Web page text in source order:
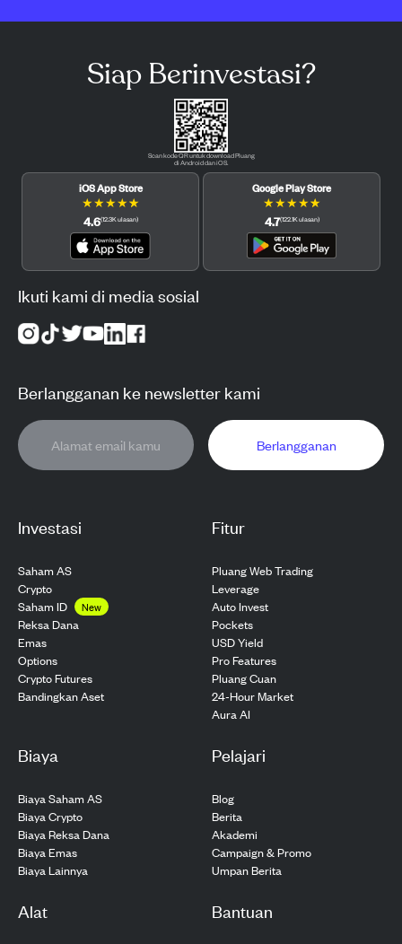
Investasi
Saham AS
Crypto
Saham ID
New
Reksa Dana
Emas
Options
Crypto Futures
Bandingkan Aset
Fitur
Pluang Web Trading
Leverage
Auto Invest
Pockets
USD Yield
Pro Features
Pluang Cuan
24-Hour Market
Aura AI
Biaya
Biaya Saham AS
Biaya Crypto
Biaya Reksa Dana
Biaya Emas
Biaya Lainnya
Pelajari
Blog
Berita
Akademi
Campaign & Promo
Umpan Berita
Alat Bantuan
Siap Berinvestasi?
Scan kode QR untuk download Pluang
di Android dan iOS.
iOS App Store
★★★★★
4.6(12.3Kulasan)
Google Play Store
★★★★★
4.7(122.1Kulasan)
Ikuti kami di media sosial
Berlangganan ke newsletter kami
Berlangganan